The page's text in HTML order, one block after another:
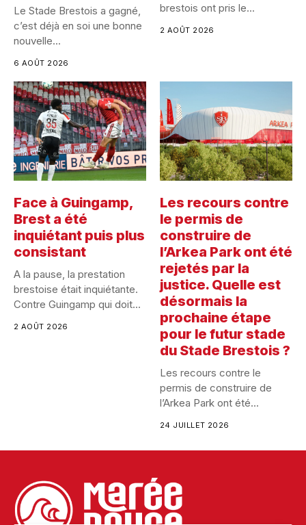
Le Stade Brestois a gagné,
c’est déjà en soi une bonne
nouvelle...
6 AOÛT 2026
brestois ont pris le...
2 AOÛT 2026
Face à Guingamp,
Brest a été
inquiétant puis plus
consistant
A la pause, la prestation
brestoise était inquiétante.
Contre Guingamp qui doit...
2 AOÛT 2026
Les recours contre
le permis de
construire de
l’Arkea Park ont été
rejetés par la
justice. Quelle est
désormais la
prochaine étape
pour le futur stade
du Stade Brestois ?
Les recours contre le
permis de construire de
l’Arkea Park ont été...
24 JUILLET 2026